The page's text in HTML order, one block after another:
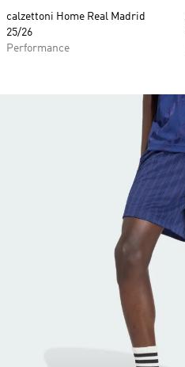
calzettoni Home Real Madrid
25/26
Performance